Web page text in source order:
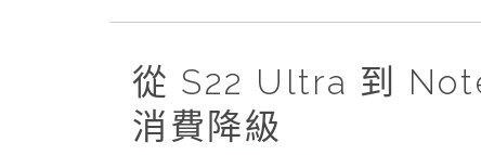
腿，
考
從 S22 Ultra 到
消費降級